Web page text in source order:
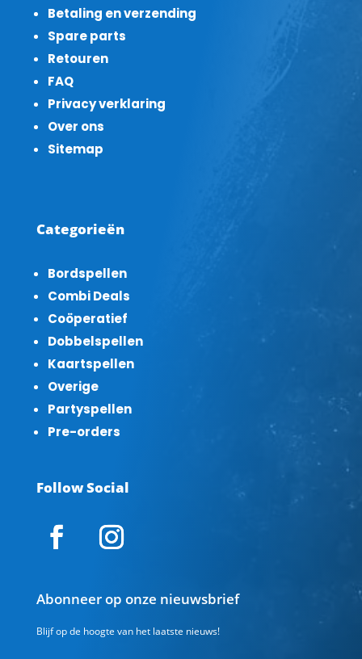
Betaling en verzending
Spare parts
Retouren
FAQ
Privacy verklaring
Over ons
Sitemap
Categorieën
Bordspellen
Combi Deals
Coöperatief
Dobbelspellen
Kaartspellen
Overige
Partyspellen
Pre-orders
Follow Social
Abonneer op onze nieuwsbrief
Blijf op de hoogte van het laatste nieuws!